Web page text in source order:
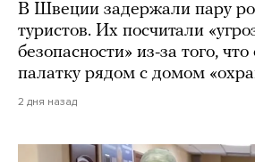
В Швеции задержали пару
туристов. Их посчитали
безопасности» из-за того,
палатку рядом с домом
2 дня назад